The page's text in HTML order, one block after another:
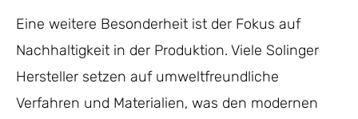
Eine weitere Besonderheit ist der Fokus auf
Nachhaltigkeit in der Produktion. Viele Solinger
Hersteller setzen auf umweltfreundliche
Verfahren und Materialien, was den modernen